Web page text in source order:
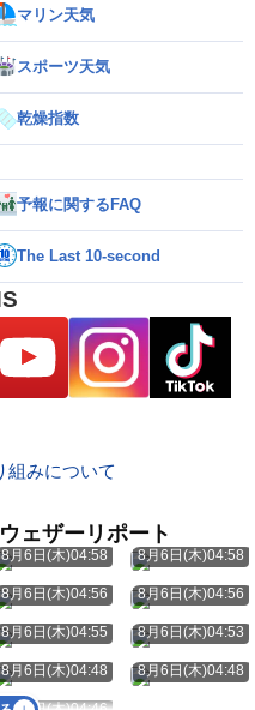
マリン天気
スポーツ天気
乾燥指数
予報に関するFAQ
The Last 10-second
組みについて
ェザーリポート
8月6日(木)04:58 8月6日(木)04:58
8月6日(木)04:56 8月6日(木)04:56
8月6日(木)04:55 8月6日(木)04:53
8月6日(木)04:48 8月6日(木)04:48